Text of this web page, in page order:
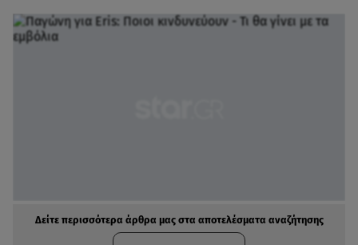
Δείτε περισσότερα άρθρα μας στα αποτελέσματα αναζήτησης